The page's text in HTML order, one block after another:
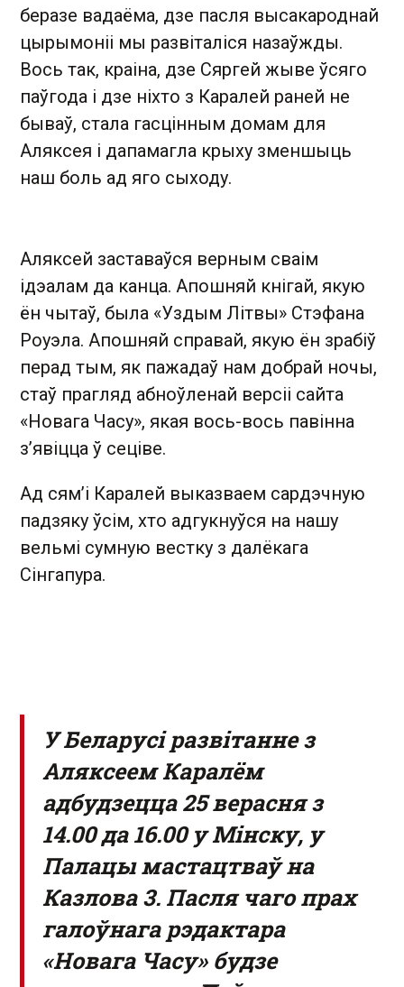
беразе вадаёма, дзе пасля высакароднай
цырымоніі мы развіталіся назаўжды.
Вось так, краіна, дзе Сяргей жыве ўсяго
паўгода і дзе ніхто з Каралей раней не
бываў, стала гасцінным домам для
Аляксея і дапамагла крыху зменшыць
наш боль ад яго сыходу.
Аляксей заставаўся верным сваім
ідэалам да канца. Апошняй кнігай, якую
ён чытаў, была «Уздым Літвы» Стэфана
Роуэла. Апошняй справай, якую ён зрабіў
перад тым, як пажадаў нам добрай ночы,
стаў прагляд абноўленай версіі сайта
«Новага Часу», якая вось-вось павінна
з’явіцца ў сеціве.
Ад сям’і Каралей выказваем сардэчную
падзяку ўсім, хто адгукнуўся на нашу
вельмі сумную вестку з далёкага
Сінгапура.
У Беларусі развітанне з
Аляксеем Каралём
адбудзецца 25 верасня з
14.00 да 16.00 у Мінску, у
Палацы мастацтваў на
Казлова 3. Пасля чаго прах
галоўнага рэдактара
«Новага Часу» будзе